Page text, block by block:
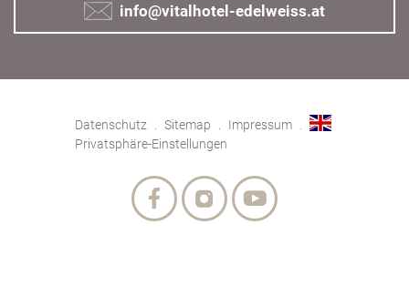
info@vitalhotel-edelweiss.at
Datenschutz Sitemap
Impressum
Privatsphäre-Einstellungen